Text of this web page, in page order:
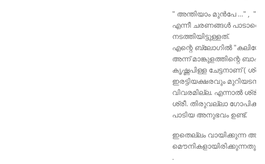
" അന്തിയാം മുൻപേ ..." ,
എന്നീ ചരണങ്ങൾ
നടത്തിയിട്ടുള്ളത്.
എന്റെ ബ്ലോഗിൽ
അന്ന് മാങ്കുളത്തിന്റെ
കൃഷ്ണപിള്ള ചേട്ടനാണ് (
ഇരട്ടിയക്ഷരവും
വിവരമില്ല. എന്നാൽ ശ്രീ.
ശ്രീ. തിരുവല്ലാ
പാടിയ അനുഭവം ഉണ്ട്.
ഇതെല്ലം വായിക്കുന്ന
മൌനികളായിരിക്കുന്നതു
.